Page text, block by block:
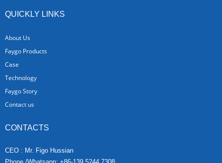
QUICKLY LINKS
About Us
Faygo Products
Case
Technology
Faygo Story
Contact us
CONTACTS
CEO : Mr. Figo Hussian